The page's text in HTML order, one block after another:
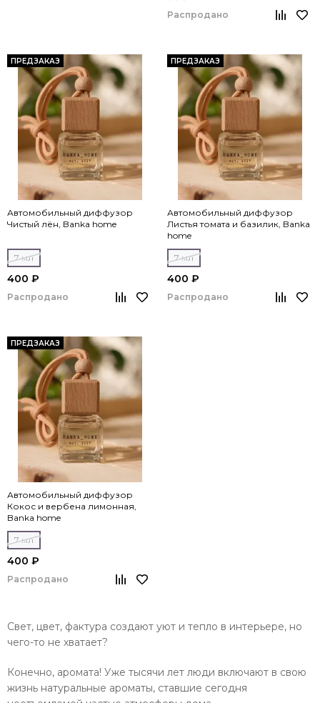
Распродано
ПРЕДЗАКАЗ
Автомобильный диффузор
Чистый лён, Banka home
7 мл
400 ₽
Распродано
ПРЕДЗАКАЗ
Автомобильный диффузор
Листья томата и базилик, Banka
home
7 мл
400 ₽
Распродано
ПРЕДЗАКАЗ
Автомобильный диффузор
Кокос и вербена лимонная,
Banka home
7 мл
400 ₽
Распродано
Свет, цвет, фактура создают уют и тепло в интерьере, но
чего-то не хватает?
Конечно, аромата! Уже тысячи лет люди включают в свою
жизнь натуральные ароматы, ставшие сегодня